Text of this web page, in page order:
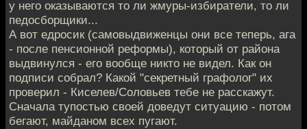
у него оказываются то ли жмуры-избиратели, то ли
педосборщики...
А вот едросик (самовыдвиженцы они все теперь, ага
- после пенсионной реформы), который от района
выдвинулся - его вообще никто не видел. Как он
подписи собрал? Какой "секретный графолог" их
проверил - Киселев/Соловьев тебе не расскажут.
Сначала тупостью своей доведут ситуацию - потом
бегают, майданом всех пугают.